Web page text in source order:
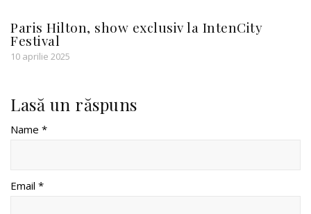
Paris Hilton, show exclusiv la IntenCity
Festival
10 aprilie 2025
Lasă un răspuns
Name *
Email *